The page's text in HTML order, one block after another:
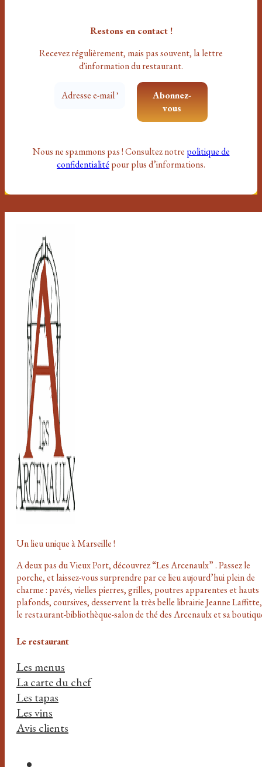
Restons en contact !
Recevez régulièrement, mais pas souvent, la lettre
d'information du restaurant.
Nous ne spammons pas ! Consultez notre politique de
confidentialité pour plus d’informations.
Un lieu unique à Marseille !
A deux pas du Vieux Port, découvrez “Les Arcenaulx” . Passez le
porche, et laissez-vous surprendre par ce lieu aujourd’hui plein de
charme : pavés, vielles pierres, grilles, poutres apparentes et hauts
plafonds, coursives, desservent la très belle librairie Jeanne Laffitte,
le restaurant-bibliothèque-salon de thé des Arcenaulx et sa
Le restaurant
Les menus
La carte du chef
Les tapas
Les vins
Avis clients